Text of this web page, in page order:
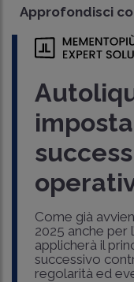
Approfondisci
Come già
2025 anche per
applicherà il
successivo
regolarità ed